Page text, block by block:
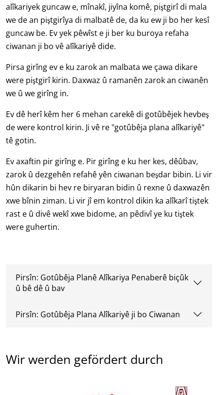
alîkariyek guncaw e, mînakî, jiyîna komê, piştgirî di mala
we de an piştgirîya di malbatê de, da ku ew ji bo her kesî
guncaw be. Ev yek pêwîst e ji ber ku buroya refaha
ciwanan ji bo vê alîkariyê dide.
Pirsa girîng ev e ku zarok an malbata we çawa dikare
were piştgirî kirin. Daxwaz û ramanên zarok an ciwanên
we û we girîng in.
Ev dê herî kêm her 6 mehan carekê di gotûbêjek hevbeş
de were kontrol kirin. Ji vê re "gotûbêja plana alîkariyê"
tê gotin.
Ev axaftin pir girîng e. Pir girîng e ku her kes, dêûbav,
zarok û dezgehên refahê yên ciwanan beşdar bibin. Li vir
hûn dikarin bi hev re biryaran bidin û rexne û daxwazên
xwe bînin ziman. Li vir jî em kontrol dikin ka alîkarî tiştek
rast e û divê wekî xwe bidome, an pêdivî ye ku tiştek
were guhertin.
Pirsîn: Gotûbêja Planê Alîkariya Penaberê biçûk
û bê dê û bav
Pirsîn: Gotûbêja Plana Alîkariyê ji bo Ciwanan
Wir werden gefördert durch